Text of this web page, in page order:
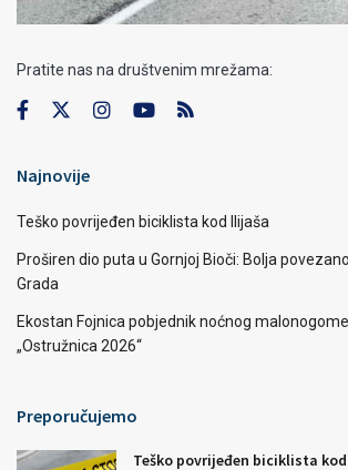
Pratite nas na društvenim mrežama:
Najnovije
Teško povrijeđen biciklista kod Ilijaša
Proširen dio puta u Gornjoj Bioči: Bolja
Grada
Ekostan Fojnica pobjednik noćnog
„Ostružnica 2026“
Preporučujemo
Teško povrijeđen biciklista